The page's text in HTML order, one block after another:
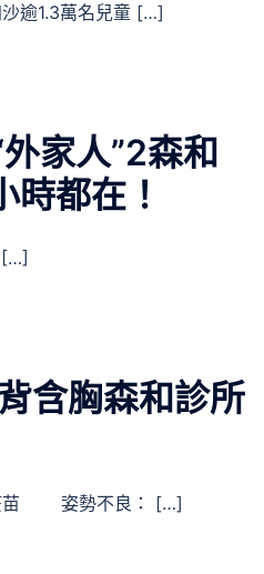
逾1.3萬名兒童 […]
家人”2森和
都在！
[…]
含胸森和診所
苗 姿勢不良： […]